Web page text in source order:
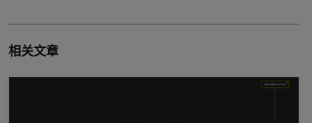
相关文章
使用 Ansible 和 Git 实现 NVIDIA Air 网络设计自动化